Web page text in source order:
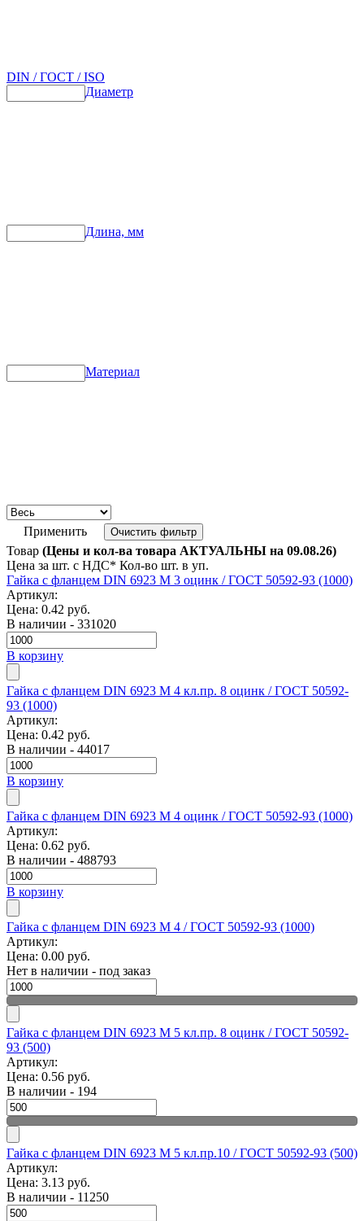
DIN / ГОСТ / ISO
Диаметр
Длина, мм
Материал
Применить Очистить фильтр
Товар (Цены и кол-ва товара АКТУАЛЬНЫ на 09.08.26)
Цена за шт. с НДС* Кол-во шт. в уп.
Гайка с фланцем DIN 6923 M 3 оцинк / ГОСТ 50592-93 (1000)
Артикул:
Цена: 0.42 руб.
В наличии - 331020
В корзину
Гайка с фланцем DIN 6923 M 4 кл.пр. 8 оцинк / ГОСТ 50592-
93 (1000)
Артикул:
Цена: 0.42 руб.
В наличии - 44017
В корзину
Гайка с фланцем DIN 6923 M 4 оцинк / ГОСТ 50592-93 (1000)
Артикул:
Цена: 0.62 руб.
В наличии - 488793
В корзину
Гайка с фланцем DIN 6923 M 4 / ГОСТ 50592-93 (1000)
Артикул:
Цена: 0.00 руб.
Нет в наличии - под заказ
Гайка с фланцем DIN 6923 M 5 кл.пр. 8 оцинк / ГОСТ 50592-
93 (500)
Артикул:
Цена: 0.56 руб.
В наличии - 194
Гайка с фланцем DIN 6923 M 5 кл.пр.10 / ГОСТ 50592-93 (500)
Артикул:
Цена: 3.13 руб.
В наличии - 11250